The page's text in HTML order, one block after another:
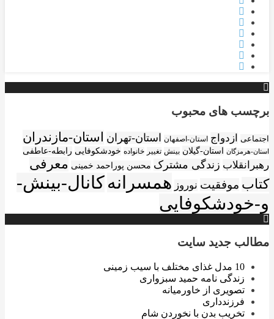
برچسب های محبوب
اجتماعی ازدواج استان-اصفهان استان-تهران استان-مازندران
استان-هرمزگان استان-گیلان بینش تغییر خانواده خودشکوفایی رابطه-عاطفی
رهبرانقلاب زندگی مشترک محسن پوراحمد خمینی معرفی
کتاب موفقیت نوروز همسرانهکانال-بینش-
و-خودشکوفایی
مطالب جدید سایت
10 مدل غذای مختلف با سیب زمینی
زندگی نامه حمید سبزواری
تصویری از خاورمیانه
فرزندداری
تخریب بدن با نخوردن شام